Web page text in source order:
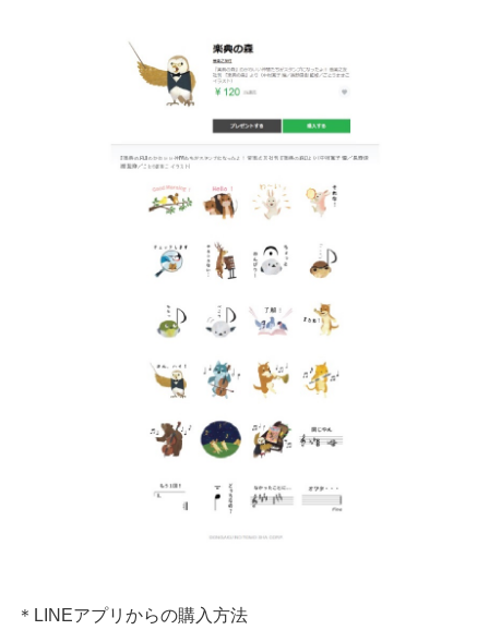
＊LINEアプリからの購入方法